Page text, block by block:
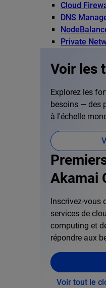
Cloud
DNS
Private
Voir les
Explorez les
besoins — des
à l'échelle
Akamai
Inscrivez-vous
services de
computing et
répondre aux
Voir tout le